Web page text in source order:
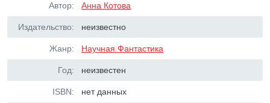
Автор: Анна Котова
Издательство: неизвестно
Жанр: Научная Фантастика
Год: неизвестен
ISBN: нет данных